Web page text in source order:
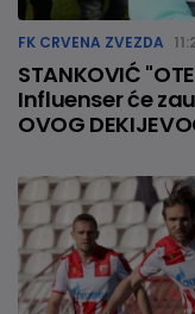
FK CRVENA ZVEZDA
STANKOVIĆ
Influenser će
OVOG